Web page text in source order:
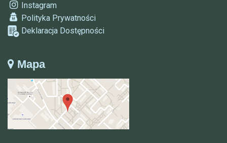
Instagram
Polityka Prywatności
Deklaracja Dostępności
Mapa